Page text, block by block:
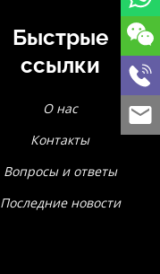
Быстрые
ссылки
О нас
Контакты
Вопросы и ответы
Последние новости